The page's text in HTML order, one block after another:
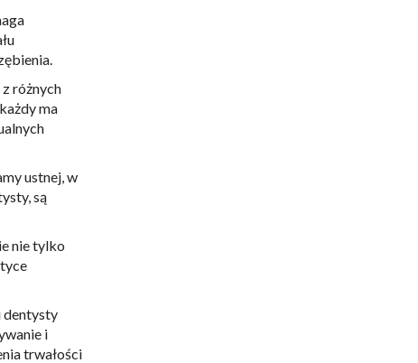
różnych
ma
ustnej, w
są
nie tylko
dentysty
i
trwałości